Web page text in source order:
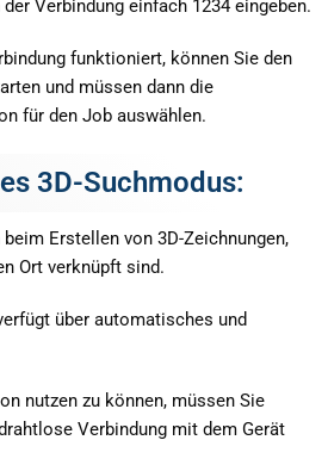
Verbindung einfach 1234 eingeben.
funktioniert, können Sie den
und müssen dann die
für den Job auswählen.
3D-Suchmodus:
Erstellen von 3D-Zeichnungen,
Ort verknüpft sind.
über automatisches und
nutzen zu können, müssen Sie
Verbindung mit dem Gerät